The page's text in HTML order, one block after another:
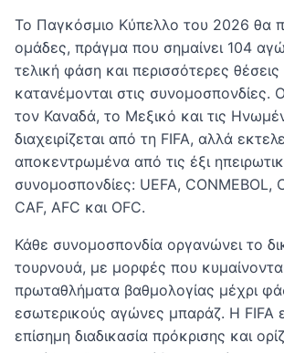
Το Παγκόσμιο Κύπελλο του 2026 θα
ομάδες, πράγμα που σημαίνει 104
τελική φάση και περισσότερες
κατανέμονται στις συνομοσπονδίες.
τον Καναδά, το Μεξικό και τις
διαχειρίζεται από τη FIFA, αλλά
αποκεντρωμένα από τις έξι
συνομοσπονδίες: UEFA, CONMEBOL,
CAF, AFC και OFC.
Κάθε συνομοσπονδία οργανώνει το
τουρνουά, με μορφές που
πρωταθλήματα βαθμολογίας μέχρι
εσωτερικούς αγώνες μπαράζ. Η FIFA
επίσημη διαδικασία πρόκρισης και